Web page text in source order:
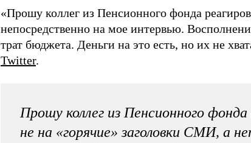
«Прошу коллег из Пенсионного фонда
непосредственно на мое интервью.
трат бюджета. Деньги на это есть, но их не
Twitter.
Прошу коллег из Пенсионного фонда
не на «горячие» заголовки СМИ, а